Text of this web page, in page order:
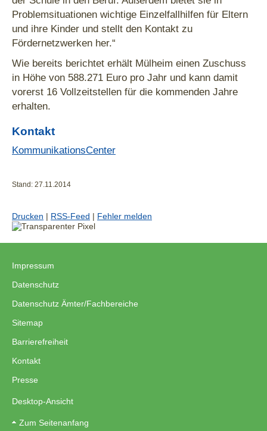
Problemsituationen wichtige Einzelfallhilfen für Eltern
und ihre Kinder und stellt den Kontakt zu
Fördernetzwerken her.“
Wie bereits berichtet erhält Mülheim einen Zuschuss
in Höhe von 588.271 Euro pro Jahr und kann damit
vorerst 16 Vollzeitstellen für die kommenden Jahre
erhalten.
Kontakt
KommunikationsCenter
Stand: 27.11.2014
Drucken | RSS-Feed | Fehler melden
Impressum
Datenschutz
Datenschutz Ämter/Fachbereiche
Sitemap
Barrierefreiheit
Kontakt
Presse
Desktop-Ansicht
Zum Seitenanfang